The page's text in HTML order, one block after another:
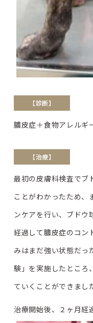
【診断】
膿皮症＋食物アレルギ
【治療】
最初の皮膚科検査でブ
ことがわかったため、
ンケアを行い、ブドウ
経過して膿皮症のコン
みはまだ強い状態だっ
験」を実施したところ
ていくことができまし
治療開始後、２ヶ月経